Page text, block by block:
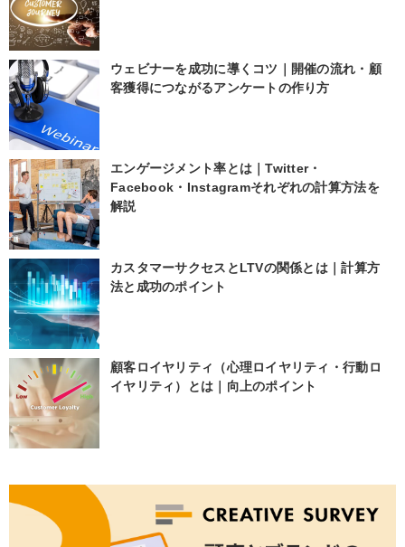
ウェビナーを成功に導くコツ｜開催の流れ・顧
客獲得につながるアンケートの作り方
エンゲージメント率とは｜Twitter・
Facebook・Instagramそれぞれの計算方法を
解説
カスタマーサクセスとLTVの関係とは｜計算方
法と成功のポイント
顧客ロイヤリティ（心理ロイヤリティ・行動ロ
イヤリティ）とは｜向上のポイント